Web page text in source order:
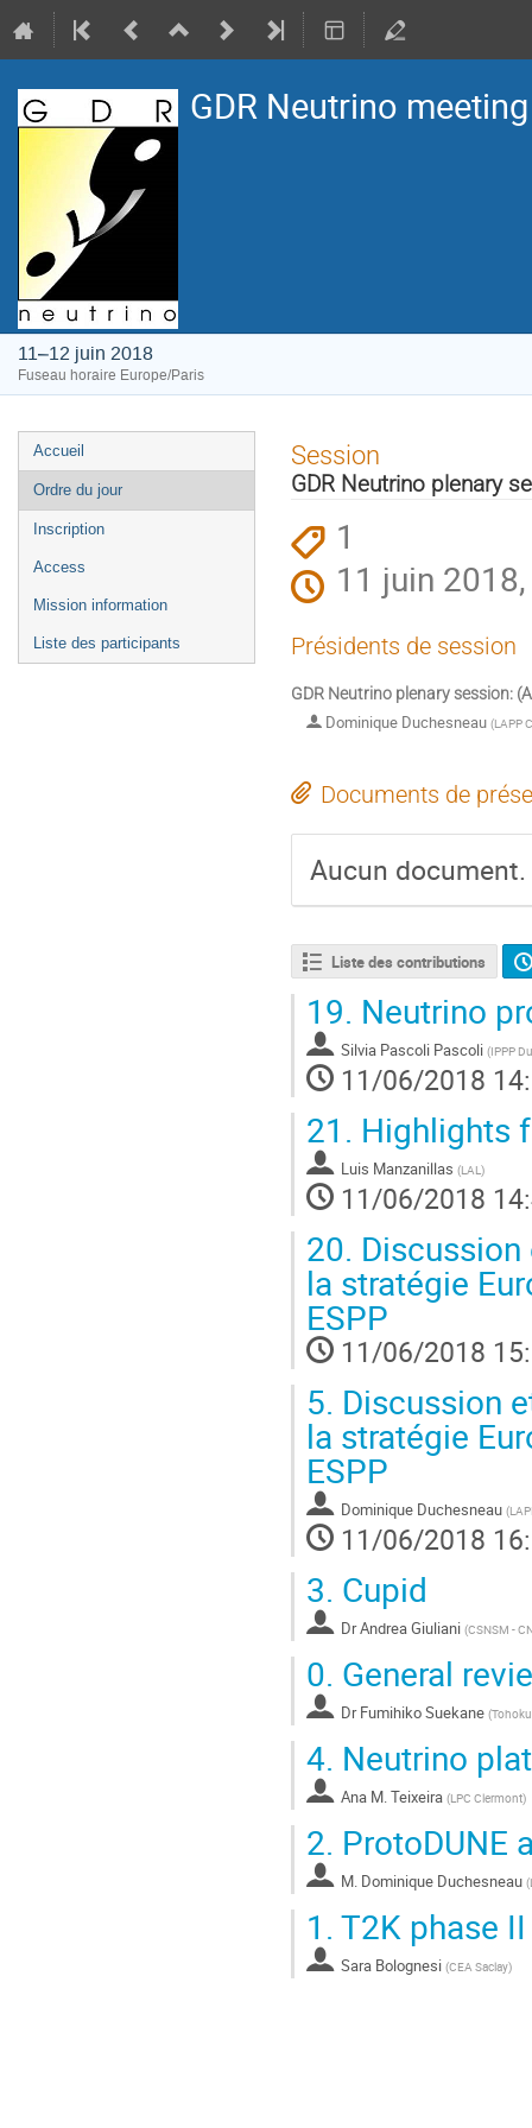
GDR Neutrino
11–12 juin 2018
Fuseau horaire Europe/Paris
Menu
de
l'événement
Accueil
Ordre du jour
Inscription
Access
Mission information
Liste des participants
Session
GDR Neutrino plenary
1
11 juin
Présidents de session
GDR Neutrino plenary session:
Dominique Duchesneau (LAPP
Documents de
Aucun document.
Liste des contributions
19. Neutrino
Silvia Pascoli Pascoli (IPPP
11/06/2018
21. Highlights
Luis Manzanillas (LAL )
11/06/2018
20.
la stratégie
ESPP
11/06/2018
5. Discussion
la stratégie
ESPP
Dominique Duchesneau (
11/06/2018
3. Cupid
DrAndrea Giuliani (CSNSM -
0. General
Dr Fumihiko Suekane (
4. Neutrino
Ana M. Teixeira (LPC Clermont)
2. ProtoDUNE
M. Dominique Duchesneau (
1. T2K phase II
Sara Bolognesi (CEA Saclay)